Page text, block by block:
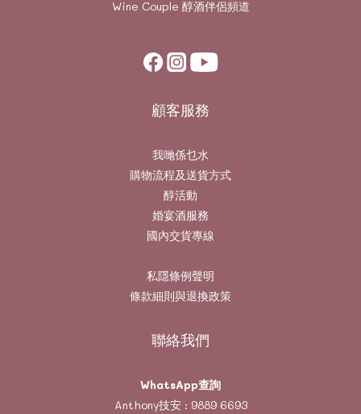
Wine Couple 醇酒伴侶頻道
顧客服務
我哋係乜水
購物流程及送貨方式
醇活動
婚宴酒服務
國內交貨專線
私隱條例聲明
條款細則與退換政策
聯絡我們
WhatsApp查詢
Anthony技安 : 9889 6693